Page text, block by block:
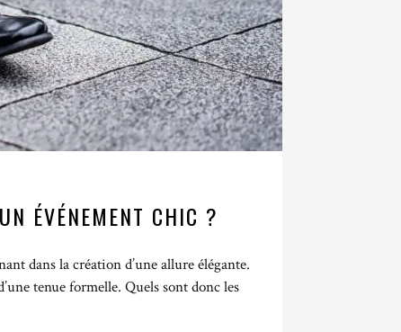
ÉVÉNEMENT CHIC ?
dans la création d’une allure élégante.
tenue formelle. Quels sont donc les